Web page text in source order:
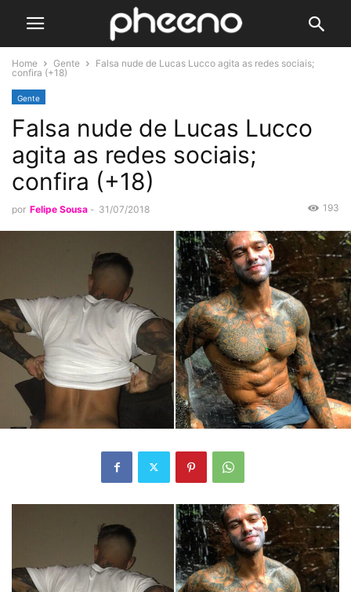
Home Gente
Falsa nude de Lucas Lucco agita as redes sociais;
confira (+18)
Gente
Falsa nude de Lucas Lucco
agita as redes sociais;
confira (+18)
por Felipe Sousa - 31/07/2018 193